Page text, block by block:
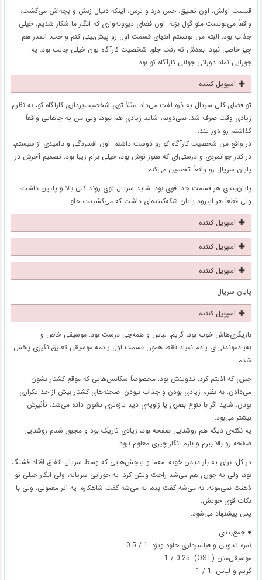
قسمت اولش، اون تعلیق، حس درد و ترس، اینکه دنبال زنش و بچه‌اش می‌گشت،
واقعاً می‌تونست منو گول بزنه. اون فضای دیوونه‌واری که انگار ما شکار شدیم، خیلی
جذاب بود. البته من تونستم انتهای قسمت اول رو پیش‌بینی کنم و خب، انقدر هم
چیز خاصی نبود. بعدش که رفت جلو، شخصیت کارآگاه یون خیلی جالب بود. یه
جورایی نماد دورانی جوانی کارآگاه کو بود
اسپویل کننده
تو فضای کلی سریال یه ذره لفت می‌داد. مثلاً توی شخصیت‌پردازی کارآگاه کو، به نظرم
زیادی وقت صرف شد. نمی‌دونم، شاید زیادی هم نبود، ولی من یه جاهایی واقعاً
گذاشتم رو دور تند.
در واقع من شخصیت کارآگاه کو رو دوست داشتم. اون افسردگی و ناامیدی از سیستم،
در کنار جوانمردی و درستی‌ای که هنوز توش بود، خیلی برام زیبا بود. تصمیم آخرش در
پایان سریال رو واقعاً تحسین می‌کنم.
پایان‌بندی هر قسمت جدا قوی بود. شاید سریال توی روند کلی بالا و پایین داشت،
ولی قطعاً هر اپیزود پایان شکه‌کننده‌ای داشت که می‌کشیدت جلو.
اسپویل کننده
اسپویل کننده
اسپویل کننده
پایان سریال
اسپویل کننده
بازیگری‌هاش خوب بود، گریم، لباس و همه‌چی درست بود. موسیقی خاص و
به‌یاد‌موندنی‌ای یادم نمیاد فقط همون قسمت اول یادمه موسیقی تعلیق‌انگیزی پخش
شدم.
چیزی که اذیتم کرد، تدوینش بود. مخصوصاً سکانس‌هایی که موقع کشتار نشون
می‌دادن. به نظرم زیادی بودن و جذاب نبودن. صحنه‌های کشتار بیش از حد تکراری
بودن. شاید اگر با تنوع بصری یا زاویه‌ی دید تازه‌تری نشون داده می‌شد، تأثیرش
بیشتر می‌بود.
یه نکته‌ی دیگه هم روشنایی صفحه بود، زیادی تاریک بود و مجبور شدم روشنایی
صفحه رو بالا ببرم و بازم انگار چیزی معلوم نبود.
در کل، برای یه بار دیدن خوبه. معما و پیچش‌هایی که وسط سریال اتفاق افتاد قشنگ
بود، ولی یه جوری هم می‌شد راحت ولش کرد. یه جورایی سریاله، ولی انگار خیلی تو
ذهنت نمی‌مونه. نه می‌شه گفت بده، نه می‌شه گفت شاهکاره. یه اثر معمولی، ولی با
نکات قوی خودش.
پس پیشنهاد می‌شود.
● جمع‌بندی
نمره تدوین و فیلمبرداری جلوه ویژه: 1 / 0.5
موسیقی‌متن (OST): 1 / 0.25
گریم و لباس: 1 / 1